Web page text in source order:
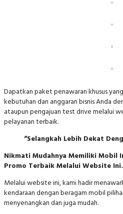
Dapatkan paket penawaran khusus
kebutuhan dan anggaran bisnis Anda
ataupun pengajuan test drive melalui
pelayanan terbaik.
“Selangkah Lebih Dekat
Nikmati Mudahnya Memiliki Mobil
Promo Terbaik Melalui Website Ini.
Melalui website ini, kami hadir
kendaraan dengan beragam mobil
menyenangkan dan juga mudah.